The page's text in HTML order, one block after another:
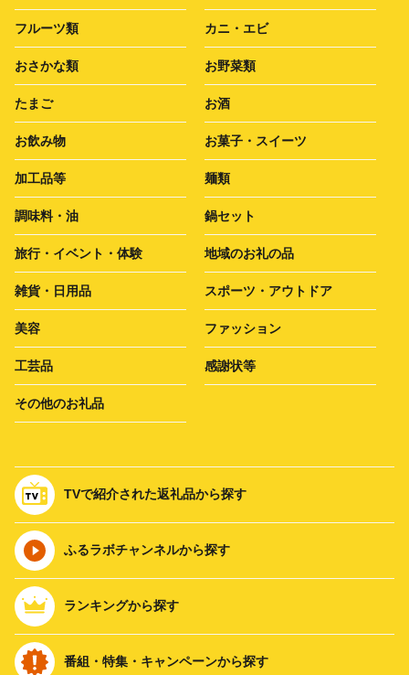
フルーツ類 カニ・エビ
おさかな類 お野菜類
たまご お酒
お飲み物 お菓子・スイーツ
加工品等 麺類
調味料・油 鍋セット
旅行・イベント・体験 地域のお礼の品
雑貨・日用品 スポーツ・アウトドア
美容 ファッション
工芸品 感謝状等
その他のお礼品
TVで紹介された返礼品から探す
ふるラボチャンネルから探す
ランキングから探す
番組・特集・キャンペーンから探す